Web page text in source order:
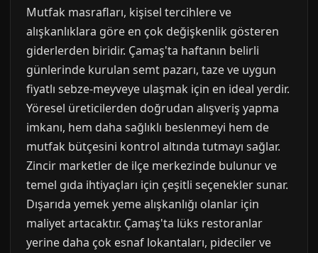
Mutfak masrafları, kişisel tercihlere ve
alışkanlıklara göre en çok değişkenlik gösteren
giderlerden biridir. Çamaş'ta haftanın belirli
günlerinde kurulan semt pazarı, taze ve uygun
fiyatlı sebze-meyveye ulaşmak için en ideal yerdir.
Yöresel üreticilerden doğrudan alışveriş yapma
imkanı, hem daha sağlıklı beslenmeyi hem de
mutfak bütçesini kontrol altında tutmayı sağlar.
Zincir marketler de ilçe merkezinde bulunur ve
temel gıda ihtiyaçları için çeşitli seçenekler sunar.
Dışarıda yemek yeme alışkanlığı olanlar için
maliyet artacaktır. Çamaş'ta lüks restoranlar
yerine daha çok esnaf lokantaları, pideciler ve